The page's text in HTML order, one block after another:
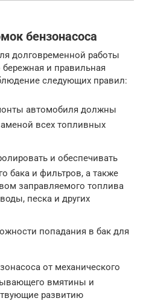
бензонасоса
долговременной работы
бережная и правильная
следующих правил:
автомобиля должны
всех топливных
и обеспечивать
бака и фильтров, а также
заправляемого топлива
песка и других
попадания в бак для
от механического
вмятины и
развитию